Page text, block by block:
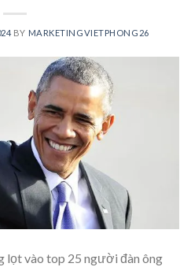
BY MARKETINGVIETPHONG26
lọt vào top 25 người đàn ông